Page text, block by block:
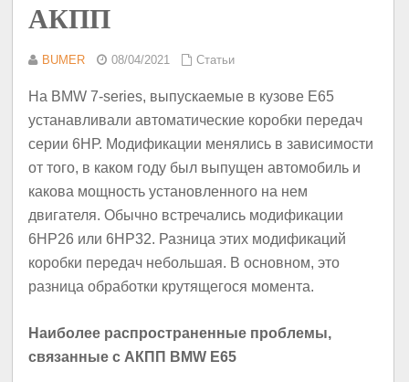
АКПП
BUMER 08/04/2021 Статьи
На BMW 7-series, выпускаемые в кузове Е65
устанавливали автоматические коробки передач
серии 6НР. Модификации менялись в зависимости
от того, в каком году был выпущен автомобиль и
какова мощность установленного на нем
двигателя. Обычно встречались модификации
6HP26 или 6HP32. Разница этих модификаций
коробки передач небольшая. В основном, это
разница обработки крутящегося момента.
Наиболее распространенные проблемы,
связанные с АКПП BMW E65